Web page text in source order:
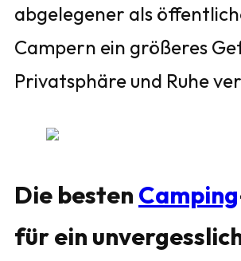
abgelegener als
Campern ein größeres
Privatsphäre und Ruhe
Die besten Camping
für ein